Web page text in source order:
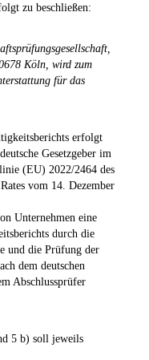
zu beschließen:
Köln, wird zum
für das
erfolgt
Gesetzgeber im
(EU) 2022/2464 des
vom 14. Dezember
Unternehmen eine
durch die
und die Prüfung der
dem deutschen
Abschlussprüfer
5 b) soll jeweils